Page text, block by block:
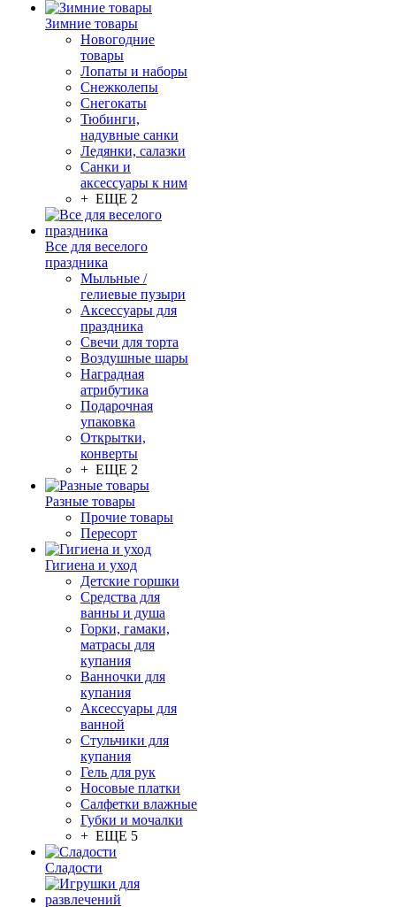
Зимние товары
Новогодние
товары
Лопаты и наборы
Снежколепы
Снегокаты
Тюбинги,
надувные санки
Ледянки, салазки
Санки и
аксессуары к ним
+ ЕЩЕ 2
Все для веселого
праздника
Мыльные /
гелиевые пузыри
Аксессуары для
праздника
Свечи для торта
Воздушные шары
Наградная
атрибутика
Подарочная
упаковка
Открытки,
конверты
+ ЕЩЕ 2
Разные товары
Прочие товары
Пересорт
Гигиена и уход
Детские горшки
Средства для
ванны и душа
Горки, гамаки,
матрасы для
купания
Ванночки для
купания
Аксессуары для
ванной
Стульчики для
купания
Гель для рук
Носовые платки
Салфетки влажные
Губки и мочалки
+ ЕЩЕ 5
Сладости